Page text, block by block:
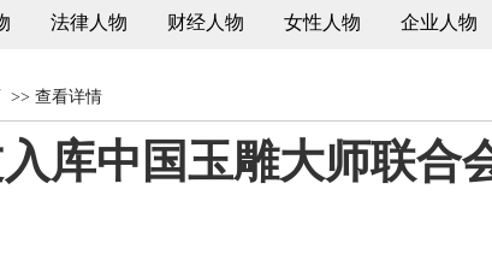
法律人物 财经人物 女性人物 企业人物
>> 查看详情
库中国玉雕大师联合